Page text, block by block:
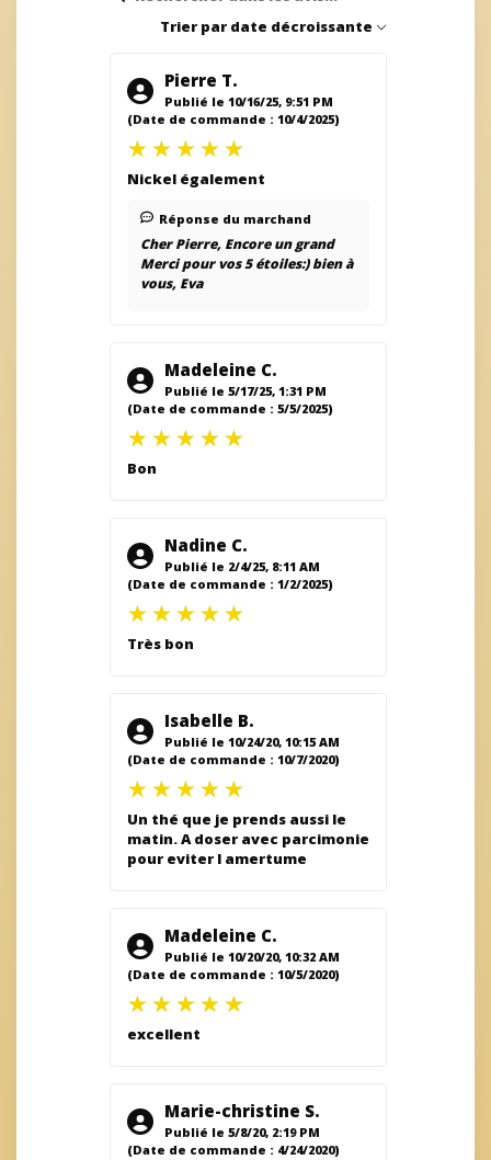
Trier par date décroissante
Pierre T.
Publié le 10/16/25, 9:51 PM
(Date de commande : 10/4/2025)
Nickel également
Réponse du marchand
Cher Pierre, Encore un grand
Merci pour vos 5 étoiles:) bien à
vous, Eva
Madeleine C.
Publié le 5/17/25, 1:31 PM
(Date de commande : 5/5/2025)
Bon
Nadine C.
Publié le 2/4/25, 8:11 AM
(Date de commande : 1/2/2025)
Très bon
Isabelle B.
Publié le 10/24/20, 10:15 AM
(Date de commande : 10/7/2020)
Un thé que je prends aussi le
matin. A doser avec parcimonie
pour eviter l amertume
Madeleine C.
Publié le 10/20/20, 10:32 AM
(Date de commande : 10/5/2020)
excellent
Marie-christine S.
Publié le 5/8/20, 2:19 PM
(Date de commande : 4/24/2020)